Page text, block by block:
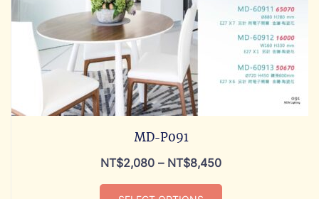
MD-P091
NT$2,080 – NT$8,450